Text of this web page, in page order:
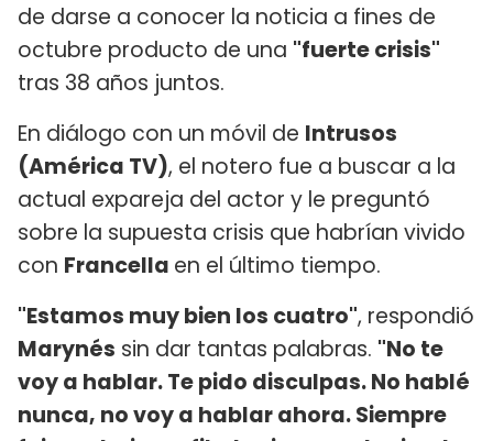
de darse a conocer la noticia a fines de
octubre producto de una "fuerte crisis"
tras 38 años juntos.
En diálogo con un móvil de Intrusos
(América TV), el notero fue a buscar a la
actual expareja del actor y le preguntó
sobre la supuesta crisis que habrían vivido
con Francella en el último tiempo.
"Estamos muy bien los cuatro", respondió
Marynés sin dar tantas palabras. "No te
voy a hablar. Te pido disculpas. No hablé
nunca, no voy a hablar ahora. Siempre